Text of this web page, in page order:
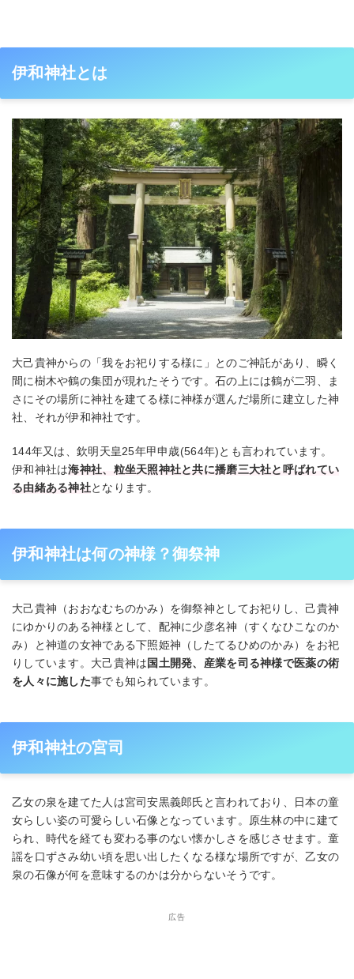
伊和神社とは
大己貴神からの「我をお祀りする様に」とのご神託があり、瞬く
間に樹木や鶴の集団が現れたそうです。石の上には鶴が二羽、ま
さにその場所に神社を建てる様に神様が選んだ場所に建立した神
社、それが伊和神社です。
144年又は、欽明天皇25年甲‪申歳(564年)‬とも言われています。
伊和神社は海神社、粒坐天照神社と共に播磨三大社と呼ばれてい
る由緒ある神社となります。
伊和神社は何の神様？御祭神
大己貴神（おおなむちのかみ）を御祭神としてお祀りし、己貴神
にゆかりのある神様として、配神に少彦名神（すくなひこなのか
み）と神道の女神である下照姫神（したてるひめのかみ）をお祀
りしています。大己貴神は国土開発、産業を司る神様で医薬の術
を人々に施した事でも知られています。
伊和神社の宮司
乙女の泉を建てた人は宮司安黒義郎氏と言われており、日本の童
女らしい姿の可愛らしい石像となっています。原生林の中に建て
られ、時代を経ても変わる事のない懐かしさを感じさせます。童
謡を口ずさみ幼い頃を思い出したくなる様な場所ですが、乙女の
泉の石像が何を意味するのかは分からないそうです。
広告